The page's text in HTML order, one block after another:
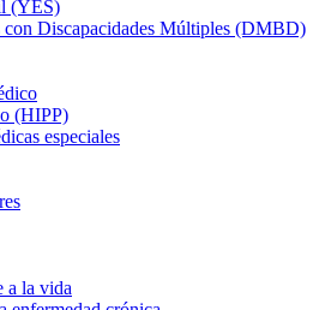
(YES)
con Discapacidades Múltiples (DMBD)
(HIPP)
especiales
a la vida